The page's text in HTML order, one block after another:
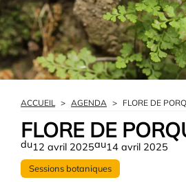
ACCUEIL > AGENDA > FLORE DE
FLORE DE
du12 avril 2025au14 avril 2025
Sessions botaniques